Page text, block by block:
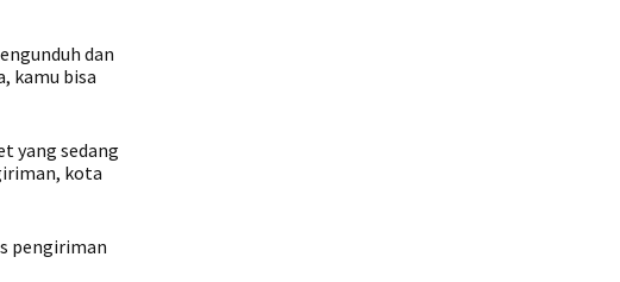
dan
kamu bisa
yang sedang
kota
pengiriman